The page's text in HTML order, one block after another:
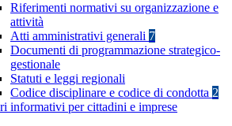
Riferimenti normativi su organizzazione e
attività
Atti amministrativi generali 7
Documenti di programmazione strategico-
gestionale
Statuti e leggi regionali
Codice disciplinare e codice di condotta 2
informativi per cittadini e imprese